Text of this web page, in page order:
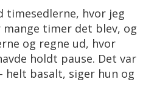
timesedlerne, hvor jeg
timer det blev, og
og regne ud, hvor
holdt pause. Det var
basalt, siger hun og